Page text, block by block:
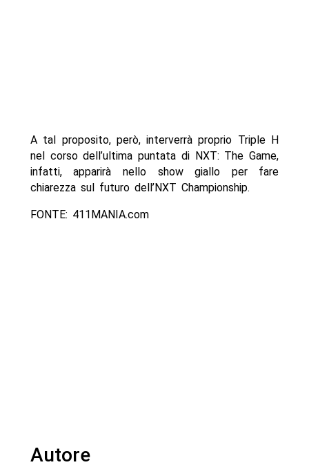
A tal proposito, però, interverrà proprio Triple H
nel corso dell’ultima puntata di NXT: The Game,
infatti, apparirà nello show giallo per fare
chiarezza sul futuro dell’NXT Championship.
FONTE: 411MANIA.com
Autore